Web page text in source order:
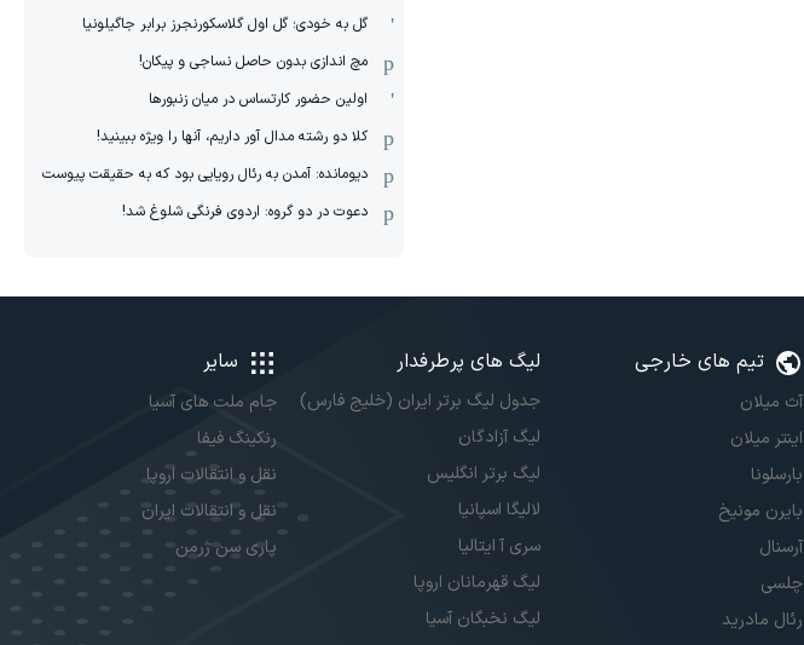
گل به خودی؛ گل اول گلاسکورنجرز برابر جاگیلونیا
مچ اندازی بدون حاصل نساجی و پیکان!
اولین حضور کارتساس در میان زنبورها
کلا دو‌ رشته مدال آور داریم، آنها را ویژه ببینید!
دیومانده: آمدن به رئال رویایی بود که به حقیقت پیوست
دعوت در دو گروه: اردوی فرنگی شلوغ شد!
تیم های خارجی
آث میلان
اینتر میلان
بارسلونا
بایرن مونیخ
آرسنال
چلسی
رئال مادرید
لیگ های پرطرفدار
جدول لیگ برتر ایران (خلیج فارس)
لیگ آزادگان
لیگ برتر انگلیس
لالیگا اسپانیا
سری آ ایتالیا
لیگ قهرمانان اروپا
لیگ نخبگان آسیا
سایر
جام ملت های آسیا
رنکینگ فیفا
نقل و انتقالات اروپا
نقل و انتقالات ایران
پاری سن ژرمن